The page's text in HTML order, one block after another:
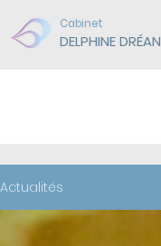
DELPHINE DRÉAN
Cabinet
Actualités